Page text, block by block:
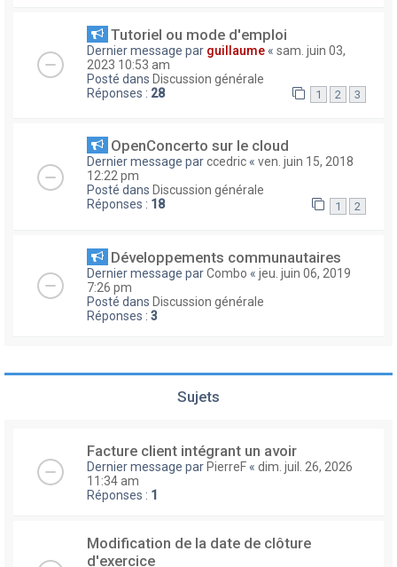
Tutoriel ou mode d'emploi
Dernier message par guillaume « sam. juin 03,
2023 10:53 am
Posté dans Discussion générale
Réponses : 28 1 2 3
OpenConcerto sur le cloud
Dernier message parccedric « ven. juin 15, 2018
12:22 pm
Posté dans Discussion générale
Réponses : 18 1 2
Développements communautaires
Dernier message parCombo « jeu. juin 06, 2019
7:26 pm
Posté dans Discussion générale
Réponses : 3
Sujets
Facture client intégrant un avoir
Dernier message parPierreF « dim. juil. 26, 2026
11:34 am
Réponses : 1
Modification de la date de clôture
d'exercice